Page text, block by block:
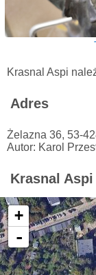
Krasnal Aspi
Adres
Żelazna 36, 53-
Autor: Karol
Krasnal Aspi
+
-